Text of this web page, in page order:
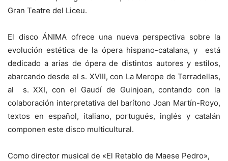
Gran Teatre del Liceu.
El disco ÁNIMA ofrece una nueva perspectiva sobre la
evolución estética de la ópera hispano-catalana, y está
dedicado a arias de ópera de distintos autores y estilos,
abarcando desde el s. XVIII, con La Merope de Terradellas,
al s. XXI, con el Gaudí de Guinjoan, contando con la
colaboración interpretativa del barítono Joan Martín-Royo,
textos en español, italiano, portugués, inglés y catalán
componen este disco multicultural.
Como director musical de «El Retablo de Maese Pedro»,